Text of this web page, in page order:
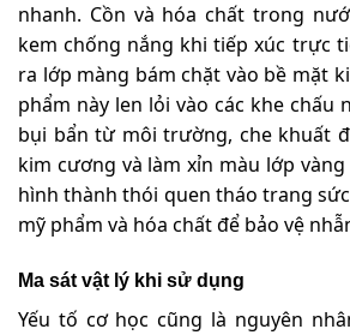
nhanh. Cồn và hóa chất trong
kem chống nắng khi tiếp xúc trực
ra lớp màng bám chặt vào bề mặt
phẩm này len lỏi vào các khe chấu
bụi bẩn từ môi trường, che khuất
kim cương và làm xỉn màu lớp
hình thành thói quen tháo trang
mỹ phẩm và hóa chất để bảo vệ
Ma sát vật lý khi sử dụng
Yếu tố cơ học cũng là nguyên